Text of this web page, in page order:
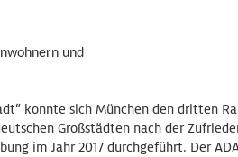
und
konnte sich München den dritten
Großstädten nach der
im Jahr 2017 durchgeführt. Der